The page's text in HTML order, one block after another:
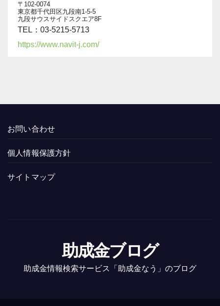
〒102-0074
東京都千代田区九段南1-5-5
九段サウスサイドスクエア8F
TEL：03-5215-5713
https://www.navit-j.com/
お問い合わせ
個人情報保護方針
サイトマップ
助成金ブログ
助成金情報検索サービス「助成金なう」のブログ